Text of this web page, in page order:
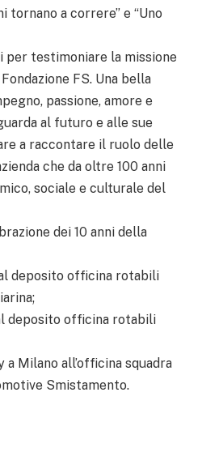
tornano a correre” e “Uno
testimoniare la missione
FS. Una bella
passione, amore e
al futuro e alle sue
a raccontare il ruolo delle
che da oltre 100 anni
sociale e culturale del
dei 10 anni della
al deposito officina rotabili
deposito officina rotabili
a Milano all’officina squadra
Smistamento.